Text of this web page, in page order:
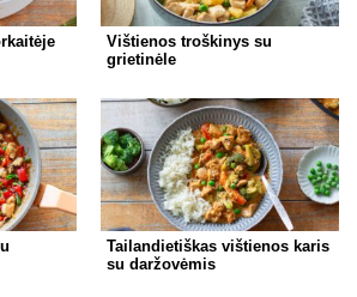
Vištienos troškinys su
grietinėle
Tailandietiškas vištienos karis
su daržovėmis